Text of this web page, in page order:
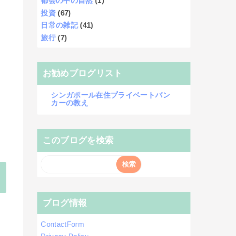
投資 (67)
日常の雑記 (41)
旅行 (7)
お勧めブログリスト
シンガポール在住プライベートバン
カーの教え
このブログを検索
ブログ情報
ContactForm